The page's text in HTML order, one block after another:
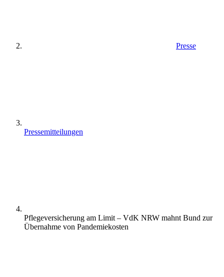
Presse
Pressemitteilungen
Pflegeversicherung am Limit – VdK NRW mahnt Bund zur
Übernahme von Pandemiekosten